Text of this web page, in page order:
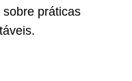
práticas